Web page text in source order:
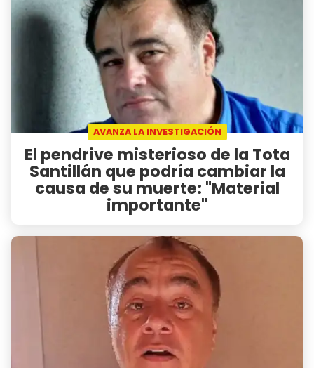
AVANZA LA INVESTIGACIÓN
El pendrive misterioso de la Tota
Santillán que podría cambiar la
causa de su muerte: "Material
importante"